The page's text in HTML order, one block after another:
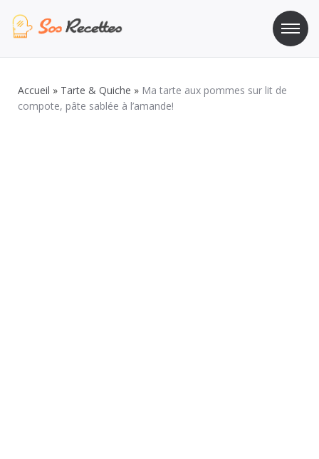
au
Accueil » Tarte & Quiche » Ma tarte aux pommes sur lit de
compote, pâte sablée à l’amande!